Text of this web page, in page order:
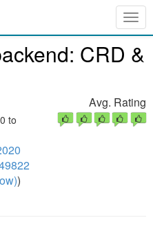
CRD &
to
)
Avg. Rating